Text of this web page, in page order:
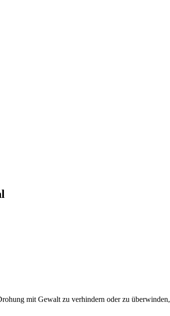
mit Gewalt zu verhindern oder zu überwinden,